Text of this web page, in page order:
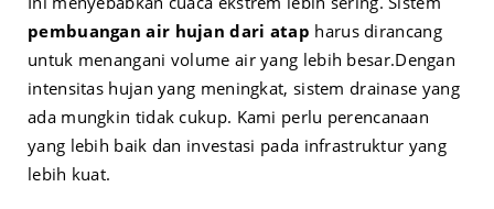
pembuangan air hujan dari atap harus dirancang
untuk menangani volume air yang lebih besar.Dengan
intensitas hujan yang meningkat, sistem drainase yang
ada mungkin tidak cukup. Kami perlu perencanaan
yang lebih baik dan investasi pada infrastruktur yang
lebih kuat.